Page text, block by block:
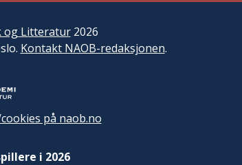
og Litteratur2026
Kontakt NAOB-redaksjonen.
på naob.no
i 2026